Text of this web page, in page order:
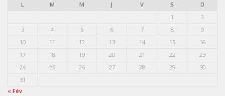
L
M M J V S
D
1
2
3
4 5 6 7 8
9
10
11 12 13 14 15
16
17
18 19 20 21 22
23
24
25 26 27 28 29
30
31
« Fév